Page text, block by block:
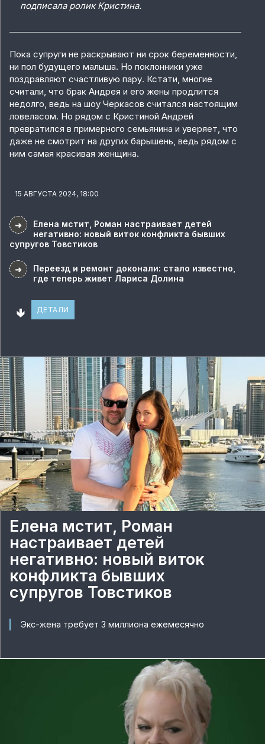
подписала ролик Кристина.
Пока супруги не раскрывают ни срок беременности,
ни пол будущего малыша. Но поклонники уже
поздравляют счастливую пару. Кстати, многие
считали, что брак Андрея и его жены продлится
недолго, ведь на шоу Черкасов считался настоящим
ловеласом. Но рядом с Кристиной Андрей
превратился в примерного семьянина и уверяет, что
даже не смотрит на других барышень, ведь рядом с
ним самая красивая женщина.
15 АВГУСТА 2024, 18:00
➜
Елена мстит, Роман настраивает детей
негативно: новый виток конфликта бывших
супругов Товстиков
➜
Переезд и ремонт доконали: стало известно,
где теперь живет Лариса Долина
🢃 ДЕТАЛИ
Елена мстит, Роман
настраивает детей
негативно: новый виток
конфликта бывших
супругов Товстиков
Экс-жена требует 3 миллиона ежемесячно